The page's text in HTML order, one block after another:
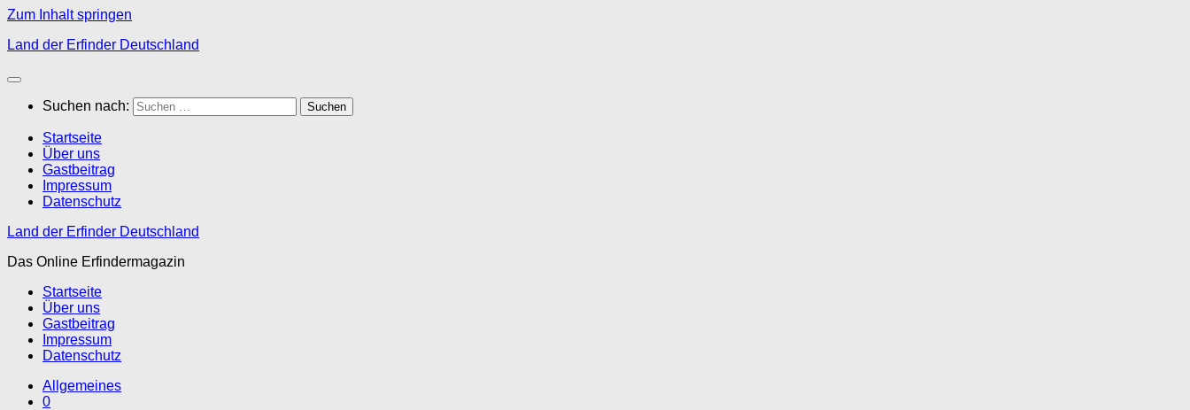
Zum Inhalt springen
Land der Erfinder Deutschland
Suchen nach:
Startseite
Über uns
Gastbeitrag
Impressum
Datenschutz
Land der Erfinder Deutschland
Das Online Erfindermagazin
Startseite
Über uns
Gastbeitrag
Impressum
Datenschutz
Allgemeines
0